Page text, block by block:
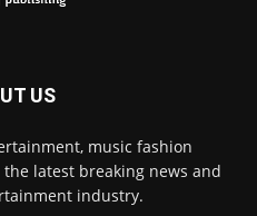
US
music fashion
latest breaking news and
industry.